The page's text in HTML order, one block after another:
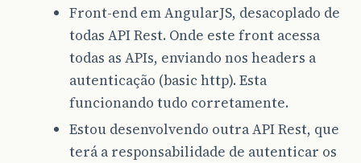
Front-end em AngularJS, desacoplado de
todas API Rest. Onde este front acessa
todas as APIs, enviando nos headers a
autenticação (basic http). Esta
funcionando tudo corretamente.
Estou desenvolvendo outra API Rest, que
terá a responsabilidade de autenticar os